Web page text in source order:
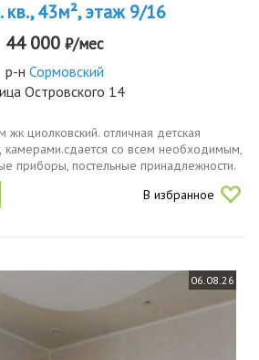
кв., 43м², этаж 9/16
44 000 ₽/мес
р-н Сормовский
Островского 14
жк циолковский. отличная детская
камерами.сдается со всем необходимым,
приборы, постельные принадлежности.
человек. только для некурящих строго
В избранное
06.08.26